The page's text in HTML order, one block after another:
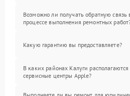
Возможно ли получать обратную связь
процессе выполнения ремонтных
Какую гарантию вы предоставляете?
В каких районах Калуги располагаются
сервисные центры Apple?
Выполняете ли вы ремонт для